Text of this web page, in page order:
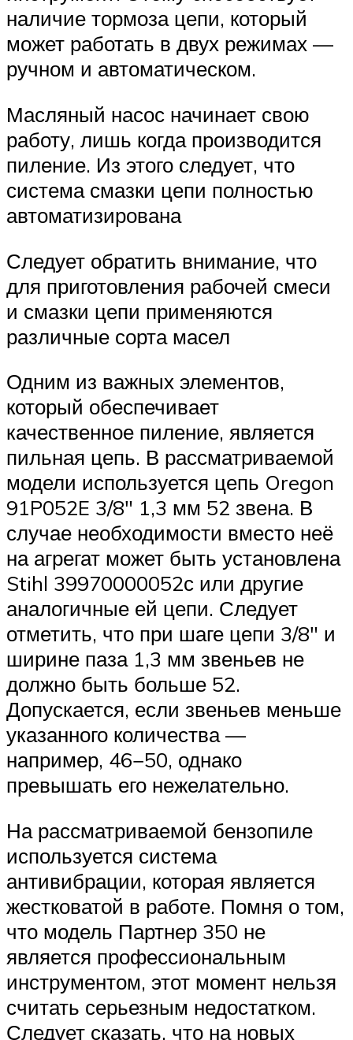
наличие тормоза цепи, который
может работать в двух режимах —
ручном и автоматическом.
Масляный насос начинает свою
работу, лишь когда производится
пиление. Из этого следует, что
система смазки цепи полностью
автоматизирована
Следует обратить внимание, что
для приготовления рабочей смеси
и смазки цепи применяются
различные сорта масел
Одним из важных элементов,
который обеспечивает
качественное пиление, является
пильная цепь. В рассматриваемой
модели используется цепь Oregon
91P052E 3/8″ 1,3 мм 52 звена. В
случае необходимости вместо неё
на агрегат может быть установлена
Stihl 39970000052с или другие
аналогичные ей цепи. Следует
отметить, что при шаге цепи 3/8″ и
ширине паза 1,3 мм звеньев не
должно быть больше 52.
Допускается, если звеньев меньше
указанного количества —
например, 46−50, однако
превышать его нежелательно.
На рассматриваемой бензопиле
используется система
антивибрации, которая является
жестковатой в работе. Помня о том,
что модель Партнер 350 не
является профессиональным
инструментом, этот момент нельзя
считать серьезным недостатком.
Следует сказать, что на новых